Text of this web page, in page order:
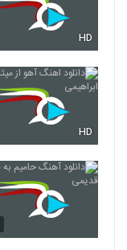
5367
5369
HD
HD